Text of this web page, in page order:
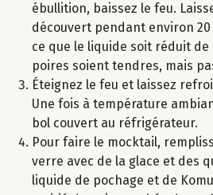
ébullition, baissez le feu.
découvert pendant environ
ce que le liquide soit réduit de
poires soient tendres, mais
Éteignez le feu et laissez
Une fois à température
bol couvert au réfrigérateur.​
Pour faire le mocktail,
verre avec de la glace et des
liquide de pochage et de